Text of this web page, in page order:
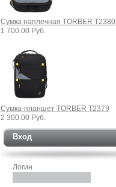
Сумка наплечная TORBER T2380
1 700.00 Руб.
Сумка-планшет TORBER T2379
2 300.00 Руб.
Вход
Логин